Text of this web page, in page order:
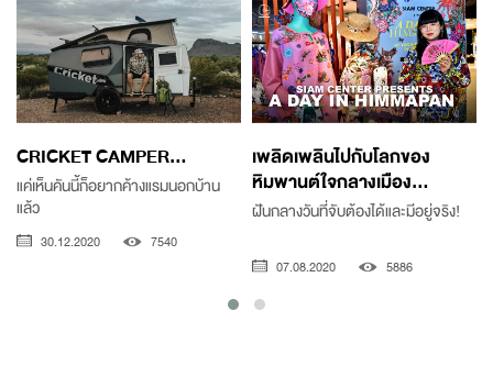
CRICKET CAMPER...
แค่เห็นคันนี้ก็อยากค้างแรมนอกบ้าน
แล้ว
30.12.2020 7540
เพลิดเพลินไปกับโลกของ
หิมพานต์ใจกลางเมือง...
ฝันกลางวันที่จับต้องได้และมีอยู่จริง!
07.08.2020 5886